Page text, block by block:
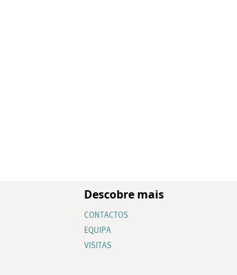
Descobre mais
CONTACTOS
EQUIPA
VISITAS